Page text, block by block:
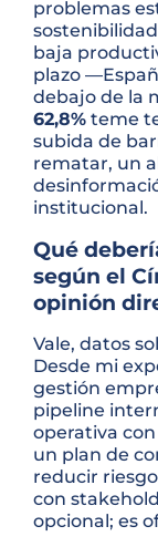
problemas
baja
plazo
debajo de la
62,8% teme
subida de
rematar, un
institucional.
Qué
según el
opinión
Vale, datos
Desde mi
gestión
pipeline
operativa
un plan de
reducir
con
opcional; es